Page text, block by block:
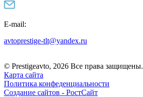
E-mail:
avtoprestige-tlt@yandex.ru
© Prestigeavto, 2026 Все права защищены.
Карта сайта
Политика конфеденциальности
Создание сайтов - РостСайт